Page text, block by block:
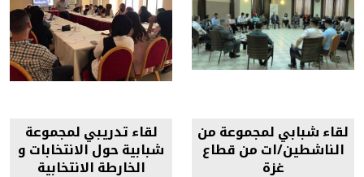
لقاء شبابي لمجموعة من
الناشطين/ات من قطاع
غزة
لقاء تدريبي لمجموعة
شبابية حول الانتخابات و
الخارطة الانتخابية